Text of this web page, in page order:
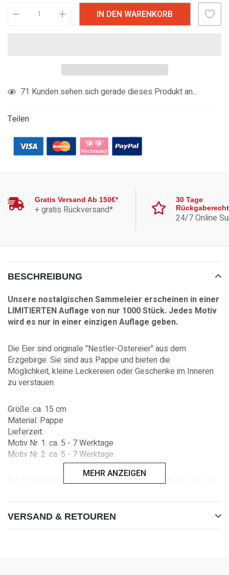
IN DEN WARENKORB
Produkt
den
Warenkorb
legen
71 Kunden sehen sich gerade dieses Produkt an...
Teilen
Gratis Versand Ab 150€*
+ gratis Rückversand*
30 Tage
Rückgaberecht
24/7 Online
BESCHREIBUNG
Unsere nostalgischen Sammeleier erscheinen in einer
LIMITIERTEN Auflage von nur 1000 Stück. Jedes Motiv
wird es nur in einer einzigen Auflage geben.
Die Eier sind originale "Nestler-Ostereier" aus dem
Erzgebirge. Sie sind aus Pappe und bieten die
Möglichkeit, kleine Leckereien oder Geschenke im Inneren
zu verstauen.
Größe: ca. 15 cm
Material: Pappe
Lieferzeit:
Motiv Nr. 1: ca. 5 - 7 Werktage
Motiv Nr. 2: ca. 5 - 7 Werktage
Die Ostereier haben typischen Nestler-Innendruck und sind
Du sparst Versandkosten, in dem du mehrere Produkte
bestellst.
MEHR ANZEIGEN
VERSAND & RETOUREN